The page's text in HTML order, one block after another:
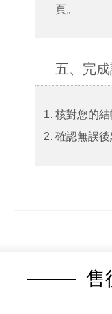
頁。
五、完
核對您的結
確認無誤後
售